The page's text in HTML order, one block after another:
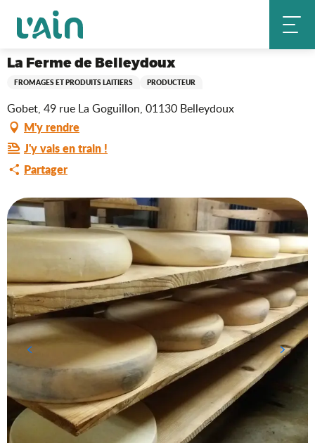
contenu
principal
Accueil La Ferme de Belleydoux
La Ferme de Belleydoux
FROMAGES ET PRODUITS LAITIERS PRODUCTEUR
Gobet, 49 rue La Goguillon, 01130 Belleydoux
M'y rendre
J'y vais en train !
Partager